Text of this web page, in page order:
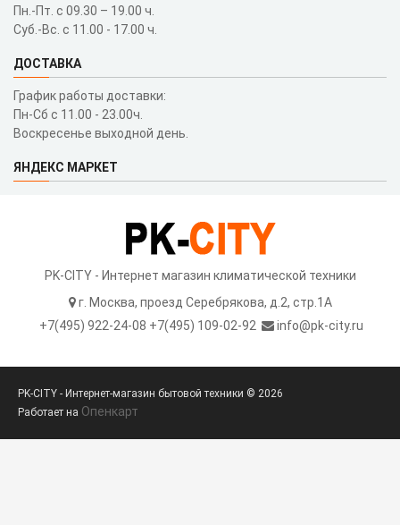
Пн.-Пт. с 09.30 – 19.00 ч.
Суб.-Вс. с 11.00 - 17.00 ч.
ДОСТАВКА
График работы доставки:
Пн-Сб с 11.00 - 23.00ч.
Воскресенье выходной день.
ЯНДЕКС МАРКЕТ
PK-CITY - Интернет магазин климатической техники
г. Москва, проезд Серебрякова, д.2, стр.1A
+7(495) 922-24-08 +7(495) 109-02-92
info@pk-city.ru
PK-CITY - Интернет-магазин бытовой техники © 2026
Работает на Опенкарт